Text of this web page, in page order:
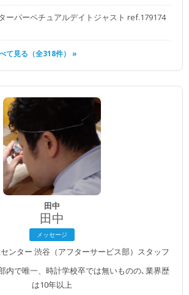
ーパーペチュアルデイトジャスト ref.179174
て見る（全318件） »
田中
田中
メッセージ
ンター 渋谷（アフターサービス部）スタッフ
内で唯一、時計学校卒では無いものの､業界歴
は10年以上